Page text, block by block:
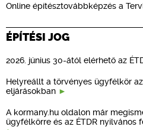
Online építésztovábbképzés a
ÉPÍTÉSI JOG
2026. június 30-ától elérhető az
Helyreállt a törvényes ügyfélkör
eljárásokban
A kormany.hu oldalon már
ügyfélkörre és az ÉTDR nyilvános